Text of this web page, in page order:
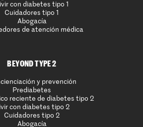
con diabetes tipo 1
Cuidadores tipo 1
Abogacía
de atención médica
BEYOND TYPE 2
y prevención
Prediabetes
reciente de diabetes tipo 2
con diabetes tipo 2
Cuidadores tipo 2
Abogacía